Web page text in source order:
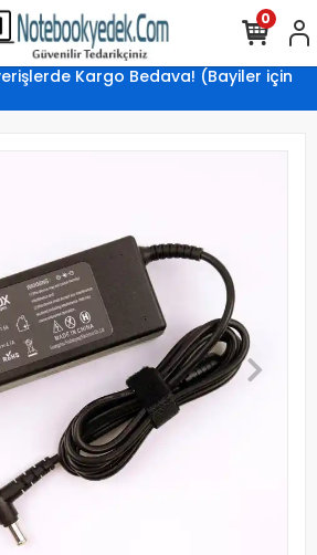
Kargo Bedava! (Bayiler için
0